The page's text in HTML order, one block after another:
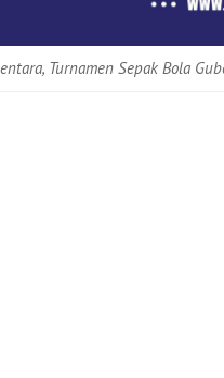
Turnamen Sepak Bola